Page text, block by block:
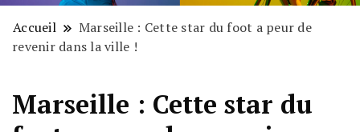
Accueil
Marseille : Cette star du foot a peur de
revenir dans la ville !
Marseille : Cette star du